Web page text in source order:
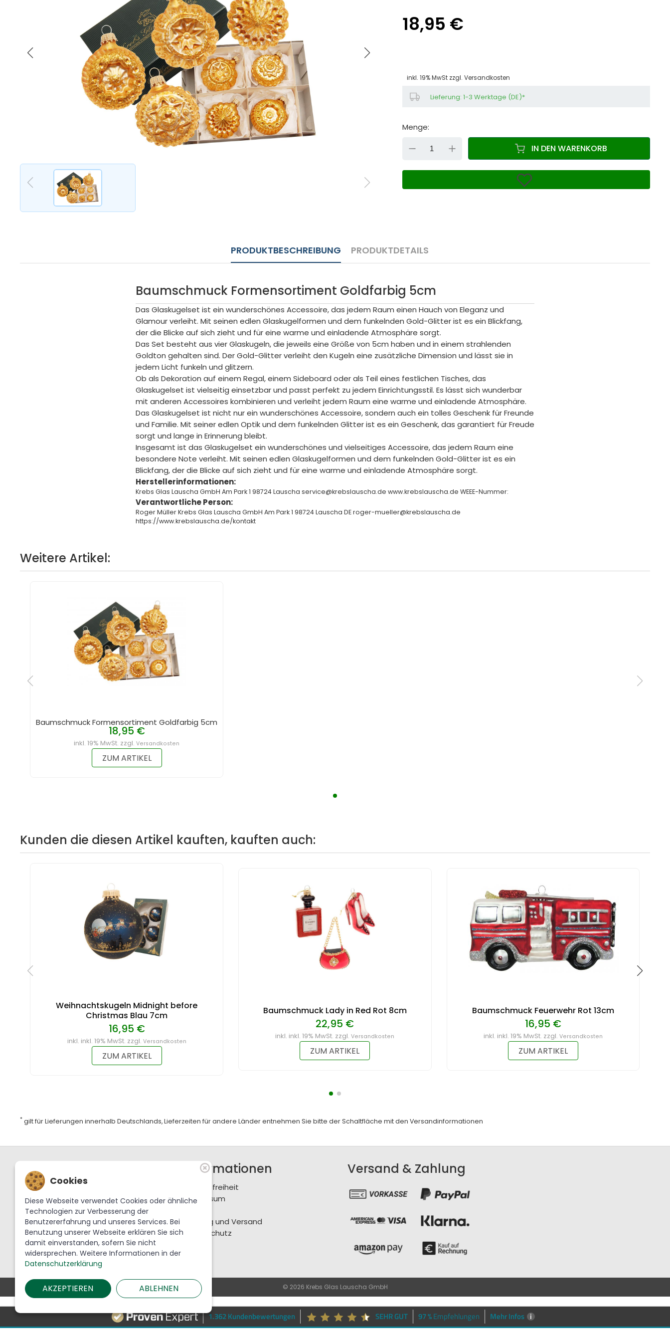
18,95 €
inkl. 19% MwSt zzgl. Versandkosten
Lieferung: 1-3 Werktage (DE)*
Menge:
DOWN IN DEN WARENKORB
PRODUKTBESCHREIBUNG PRODUKTDETAILS
Baumschmuck Formensortiment Goldfarbig 5cm
Das Glaskugelset ist ein wunderschönes Accessoire, das jedem Raum einen Hauch von Eleganz und
Glamour verleiht. Mit seinen edlen Glaskugelformen und dem funkelnden Gold-Glitter ist es ein Blickfang,
der die Blicke auf sich zieht und für eine warme und einladende Atmosphäre sorgt.
Das Set besteht aus vier Glaskugeln, die jeweils eine Größe von 5cm haben und in einem strahlenden
Goldton gehalten sind. Der Gold-Glitter verleiht den Kugeln eine zusätzliche Dimension und lässt sie in
jedem Licht funkeln und glitzern.
Ob als Dekoration auf einem Regal, einem Sideboard oder als Teil eines festlichen Tisches, das
Glaskugelset ist vielseitig einsetzbar und passt perfekt zu jedem Einrichtungsstil. Es lässt sich wunderbar
mit anderen Accessoires kombinieren und verleiht jedem Raum eine warme und einladende Atmosphäre.
Das Glaskugelset ist nicht nur ein wunderschönes Accessoire, sondern auch ein tolles Geschenk für Freunde
und Familie. Mit seiner edlen Optik und dem funkelnden Glitter ist es ein Geschenk, das garantiert für Freude
sorgt und lange in Erinnerung bleibt.
Insgesamt ist das Glaskugelset ein wunderschönes und vielseitiges Accessoire, das jedem Raum eine
besondere Note verleiht. Mit seinen edlen Glaskugelformen und dem funkelnden Gold-Glitter ist es ein
Blickfang, der die Blicke auf sich zieht und für eine warme und einladende Atmosphäre sorgt.
Herstellerinformationen:
Krebs Glas Lauscha GmbH Am Park 1 98724 Lauscha service@krebslauscha.de www.krebslauscha.de WEEE-Nummer:
Verantwortliche Person:
Roger Müller Krebs Glas Lauscha GmbH Am Park 1 98724 Lauscha DE roger-mueller@krebslauscha.de
https://www.krebslauscha.de/kontakt
Weitere Artikel:
Baumschmuck Formensortiment Goldfarbig 5cm
18,95 €
inkl. 19% MwSt. zzgl.Versandkosten
ZUM ARTIKEL
Kunden die diesen Artikel kauften, kauften auch:
Weihnachtskugeln Midnight before
Christmas Blau 7cm
16,95 €
inkl. inkl. 19% MwSt. zzgl. Versandkosten
ZUM ARTIKEL
Baumschmuck Lady in Red Rot 8cm
22,95 €
inkl. inkl. 19% MwSt. zzgl.Versandkosten
ZUM ARTIKEL
Baumschmuck Feuerwehr Rot 13cm
16,95 €
inkl. inkl. 19% MwSt. zzgl. Versandkosten
ZUM ARTIKEL
* gilt für Lieferungen innerhalb Deutschlands, Lieferzeiten für andere Länder entnehmen Sie bitte der Schaltfläche mit denVersandinformationen
Support / Hotline
+49 36702 288-0
service@krebslauscha.de
Krebs Glas Lauscha GmbH
Am Park 1
98724 Lauscha
Informationen
Barrierefreiheit
Impressum
Zahlung und Versand
Datenschutz
Versand & Zahlung
© 2026 Krebs Glas Lauscha GmbH
1.362 Kundenbewertungen SEHR GUT 97 %Empfehlungen Mehr Infos i
Cookies
Diese Webseite verwendet Cookies oder ähnliche
Technologien zur Verbesserung der
Benutzererfahrung und unseres Services. Bei
Benutzung unserer Webseite erklären Sie sich
damit einverstanden, sofern Sie nicht
widersprechen. Weitere Informationen in der
Datenschutzerklärung
AKZEPTIEREN ABLEHNEN